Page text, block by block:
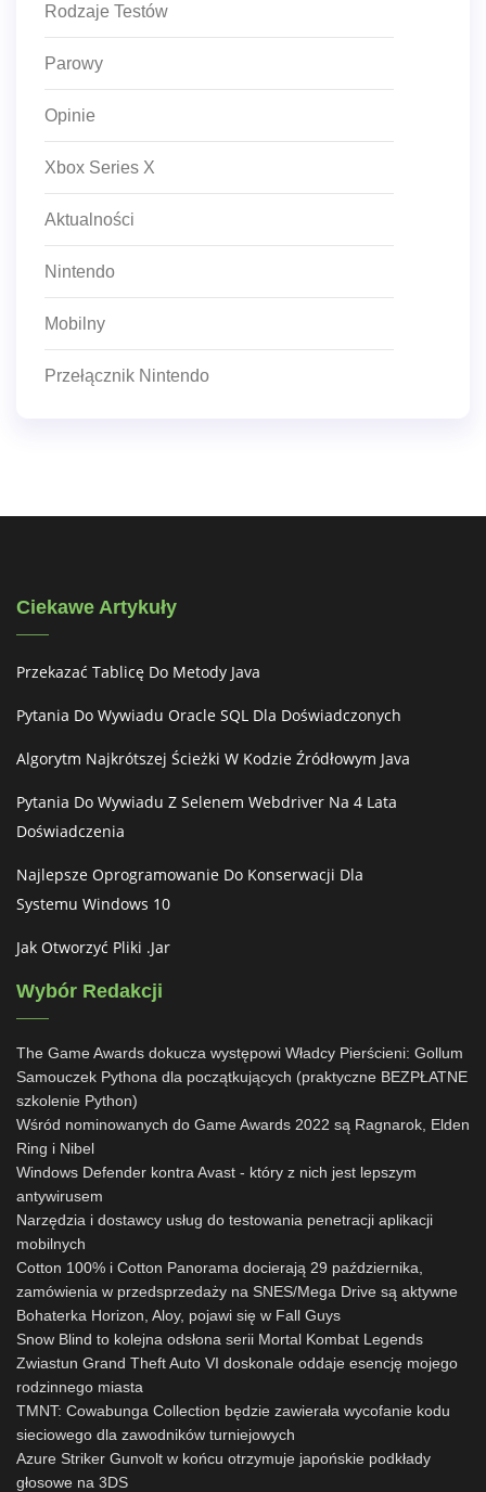
Rodzaje Testów
Parowy
Opinie
Xbox Series X
Aktualności
Nintendo
Mobilny
Przełącznik Nintendo
Ciekawe Artykuły
Przekazać Tablicę Do Metody Java
Pytania Do Wywiadu Oracle SQL Dla Doświadczonych
Algorytm Najkrótszej Ścieżki W Kodzie Źródłowym Java
Pytania Do Wywiadu Z Selenem Webdriver Na 4 Lata
Doświadczenia
Najlepsze Oprogramowanie Do Konserwacji Dla
Systemu Windows 10
Jak Otworzyć Pliki .jar
Wybór Redakcji
The Game Awards dokucza występowi Władcy Pierścieni: Gollum
Samouczek Pythona dla początkujących (praktyczne BEZPŁATNE
szkolenie Python)
Wśród nominowanych do Game Awards 2022 są Ragnarok, Elden
Ring i Nibel
Windows Defender kontra Avast - który z nich jest lepszym
antywirusem
Narzędzia i dostawcy usług do testowania penetracji aplikacji
mobilnych
Cotton 100% i Cotton Panorama docierają 29 października,
zamówienia w przedsprzedaży na SNES/Mega Drive są aktywne
Bohaterka Horizon, Aloy, pojawi się w Fall Guys
Snow Blind to kolejna odsłona serii Mortal Kombat Legends
Zwiastun Grand Theft Auto VI doskonale oddaje esencję mojego
rodzinnego miasta
TMNT: Cowabunga Collection będzie zawierała wycofanie kodu
sieciowego dla zawodników turniejowych
Azure Striker Gunvolt w końcu otrzymuje japońskie podkłady
głosowe na 3DS